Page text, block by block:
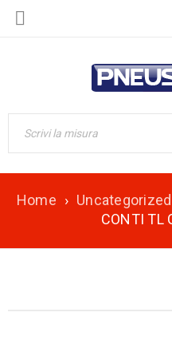
Home › Uncategorized
CONTI TL